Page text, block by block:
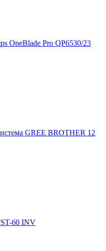
OneBlade Pro QP6530/23
GREE BROTHER 12
60 INV